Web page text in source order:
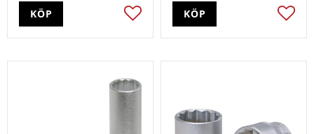
Lägg till i favoriter
KÖP KÖP